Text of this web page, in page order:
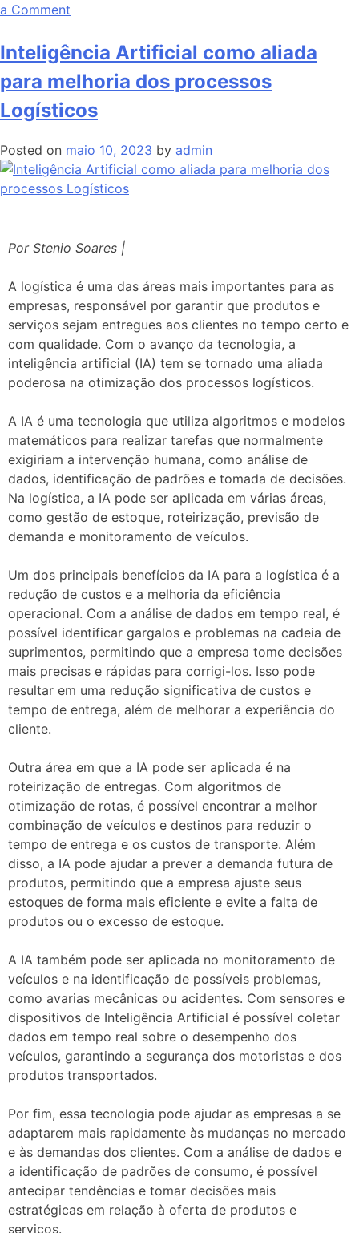
a Comment
Inteligência Artificial como aliada
para melhoria dos processos
Logísticos
Posted on maio 10, 2023 by admin
Por Stenio Soares |
A logística é uma das áreas mais importantes para as
empresas, responsável por garantir que produtos e
serviços sejam entregues aos clientes no tempo certo e
com qualidade. Com o avanço da tecnologia, a
inteligência artificial (IA) tem se tornado uma aliada
poderosa na otimização dos processos logísticos.
A IA é uma tecnologia que utiliza algoritmos e modelos
matemáticos para realizar tarefas que normalmente
exigiriam a intervenção humana, como análise de
dados, identificação de padrões e tomada de decisões.
Na logística, a IA pode ser aplicada em várias áreas,
como gestão de estoque, roteirização, previsão de
demanda e monitoramento de veículos.
Um dos principais benefícios da IA para a logística é a
redução de custos e a melhoria da eficiência
operacional. Com a análise de dados em tempo real, é
possível identificar gargalos e problemas na cadeia de
suprimentos, permitindo que a empresa tome decisões
mais precisas e rápidas para corrigi-los. Isso pode
resultar em uma redução significativa de custos e
tempo de entrega, além de melhorar a experiência do
cliente.
Outra área em que a IA pode ser aplicada é na
roteirização de entregas. Com algoritmos de
otimização de rotas, é possível encontrar a melhor
combinação de veículos e destinos para reduzir o
tempo de entrega e os custos de transporte. Além
disso, a IA pode ajudar a prever a demanda futura de
produtos, permitindo que a empresa ajuste seus
estoques de forma mais eficiente e evite a falta de
produtos ou o excesso de estoque.
A IA também pode ser aplicada no monitoramento de
veículos e na identificação de possíveis problemas,
como avarias mecânicas ou acidentes. Com sensores e
dispositivos de Inteligência Artificial é possível coletar
dados em tempo real sobre o desempenho dos
veículos, garantindo a segurança dos motoristas e dos
produtos transportados.
Por fim, essa tecnologia pode ajudar as empresas a se
adaptarem mais rapidamente às mudanças no mercado
e às demandas dos clientes. Com a análise de dados e
a identificação de padrões de consumo, é possível
antecipar tendências e tomar decisões mais
estratégicas em relação à oferta de produtos e
serviços.